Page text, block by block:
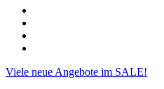
Close
Viele neue Angebote im SALE!